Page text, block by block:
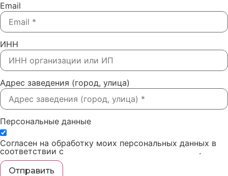
Email
ИНН
Адрес заведения (город, улица)
Персональные данные
Согласен на обработку моих персональных данных в
соответствии с
политикой конфиденциальности .
Отправить